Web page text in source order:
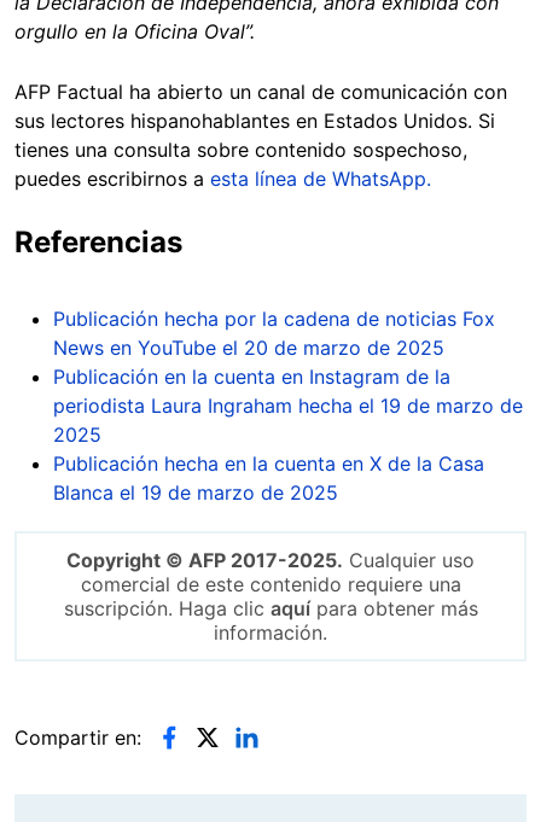
orgullo en la Oficina Oval”.
AFP Factual ha abierto un canal de comunicación con
sus lectores hispanohablantes en Estados Unidos. Si
tienes una consulta sobre contenido sospechoso,
puedes escribirnos a esta línea de WhatsApp.
Referencias
Publicación hecha por la cadena de noticias Fox
News en YouTube el 20 de marzo de 2025
Publicación en la cuenta en Instagram de la
periodista Laura Ingraham hecha el 19 de marzo de
2025
Publicación hecha en la cuenta en X de la Casa
Blanca el 19 de marzo de 2025
Copyright © AFP 2017-2025. Cualquier uso
comercial de este contenido requiere una
suscripción. Haga clic aquípara obtener más
información.
Compartir en: